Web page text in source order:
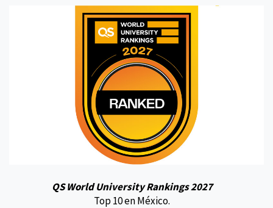
QS World University Rankings 2027
Top 10 en México.